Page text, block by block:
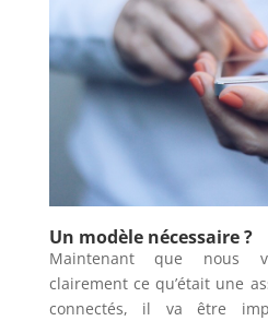
Un modèle nécessaire ?
Maintenant que nous
clairement ce qu’était une
connectés, il va être